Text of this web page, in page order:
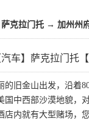
克拉门托 → 加州州
汽车】萨克拉门托
的旧金山出发，沿着
国中西部沙漠地貌，
店内就有大型赌场，